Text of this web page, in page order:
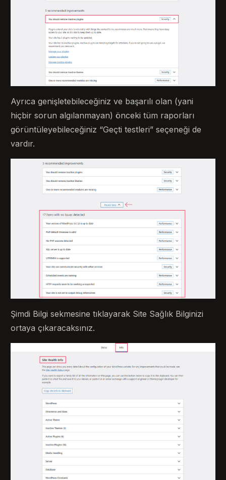
Ayrıca genişletebileceğiniz ve başarılı olan (yani
hiçbir sorun algılanmayan) önceki tüm raporları
görüntüleyebileceğiniz “Geçti testleri” seçeneği de
vardır.
Şimdi Bilgi sekmesine tıklayarak Site Sağlık Bilginizi
ortaya çıkaracaksınız.